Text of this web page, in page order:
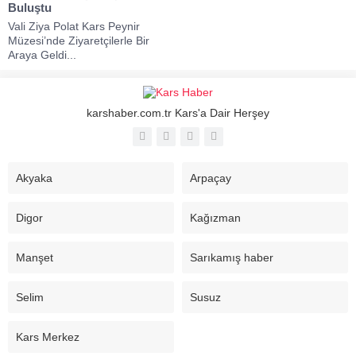
Buluştu
Vali Ziya Polat Kars Peynir
Müzesi’nde Ziyaretçilerle Bir
Araya Geldi...
karshaber.com.tr Kars'a Dair Herşey
Akyaka Arpaçay
Digor Kağızman
Manşet Sarıkamış haber
Selim Susuz
Kars Merkez